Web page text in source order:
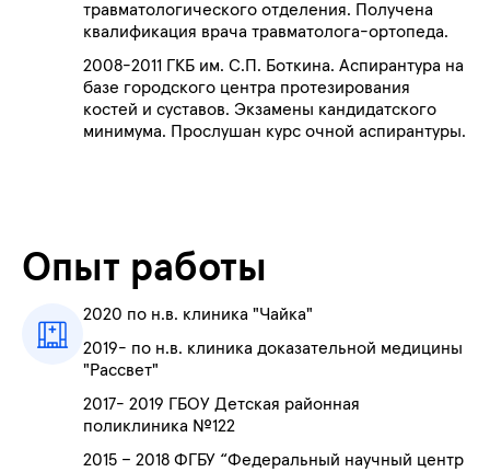
травматологического отделения. Получена
квалификация врача травматолога-ортопеда.
2008-2011 ГКБ им. С.П. Боткина. Аспирантура на
базе городского центра протезирования
костей и суставов. Экзамены кандидатского
минимума. Прослушан курс очной аспирантуры.
Опыт работы
2020 по н.в. клиника "Чайка"
2019- по н.в. клиника доказательной медицины
"Рассвет"
2017- 2019 ГБОУ Детская районная
поликлиника №122
2015 – 2018 ФГБУ “Федеральный научный центр